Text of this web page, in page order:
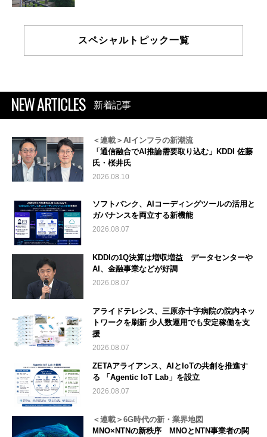
スペシャルトピック一覧
NEW ARTICLES 新着記事
＜連載＞AIインフラの新潮流
「通信融合でAI推論需要取り込む」KDDI 佐藤
氏・桜井氏
2026.08.10
ソフトバンク、AIコーディングツールの活用と
ガバナンスを両立する新機能
2026.08.07
KDDIの1Q決算は増収増益 データセンターや
AI、金融事業などが好調
2026.08.07
アライドテレシス、三原赤十字病院の院内ネッ
トワークを刷新 少人数運用でも安定稼働を支
援
2026.08.07
ZETAアライアンス、AIとIoTの共創を推進す
る 「Agentic IoT Lab」を設立
2026.08.07
＜連載＞6G時代の新・業界地図
MNO×NTNの新秩序 MNOとNTN事業者の関